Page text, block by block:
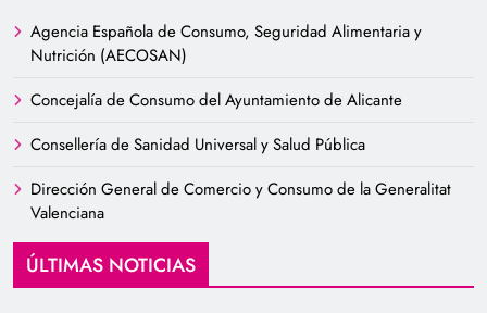
Agencia Española de Consumo, Seguridad Alimentaria y
Nutrición (AECOSAN)
Concejalía de Consumo del Ayuntamiento de Alicante
Consellería de Sanidad Universal y Salud Pública
Dirección General de Comercio y Consumo de la Generalitat
Valenciana
ÚLTIMAS NOTICIAS